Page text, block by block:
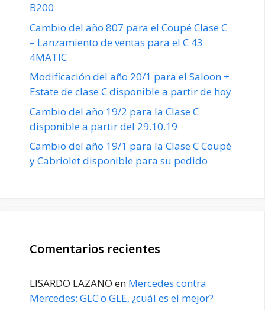
B200
Cambio del año 807 para el Coupé Clase C
– Lanzamiento de ventas para el C 43
4MATIC
Modificación del año 20/1 para el Saloon +
Estate de clase C disponible a partir de hoy
Cambio del año 19/2 para la Clase C
disponible a partir del 29.10.19
Cambio del año 19/1 para la Clase C Coupé
y Cabriolet disponible para su pedido
Comentarios recientes
LISARDO LAZANO en Mercedes contra
Mercedes: GLC o GLE, ¿cuál es el mejor?